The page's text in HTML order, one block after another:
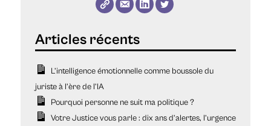
L’intelligence émotionnelle comme boussole du
juriste à l’ère de l’IA
Pourquoi personne ne suit ma politique ?
Votre Justice vous parle : dix ans d’alertes, l’urgence